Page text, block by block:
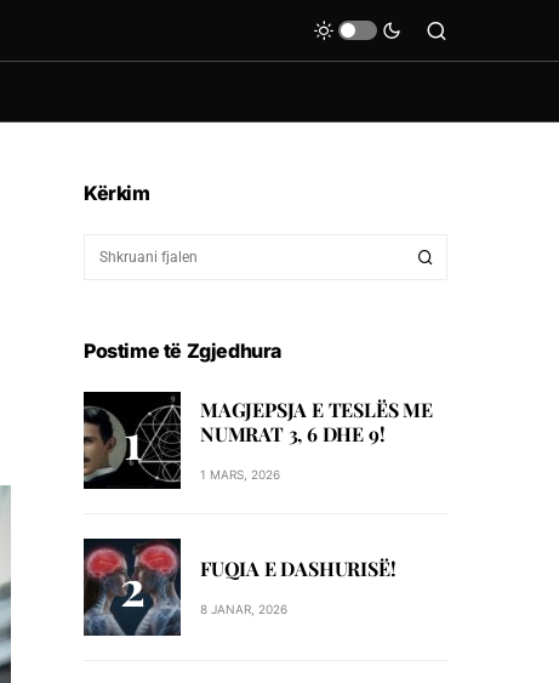
Kërkim
Postime të Zgjedhura
MAGJEPSJA E TESLËS ME
NUMRAT 3, 6 DHE 9!
1 MARS, 2026
FUQIA E DASHURISË!
8 JANAR, 2026